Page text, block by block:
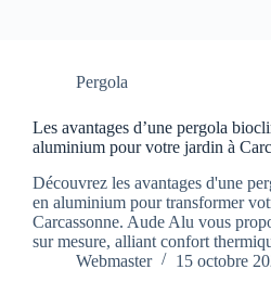
Pergola
Les avantages d’une pergola
aluminium pour votre jardin à
Découvrez les avantages d'une
en aluminium pour transformer
Carcassonne. Aude Alu vous
sur mesure, alliant confort
Webmaster
15 octobre